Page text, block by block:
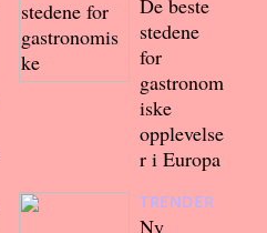
De beste
stedene
for
gastronom
iske
opplevelse
r i Europa
TRENDER
Ny